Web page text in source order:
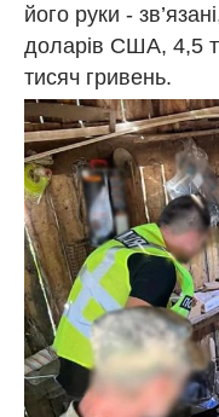
його руки -
доларів США, 4,5
тисяч гривень.